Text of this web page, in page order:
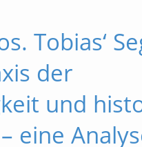
Tobias‘
der
und
eine